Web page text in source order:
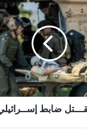
ضابط